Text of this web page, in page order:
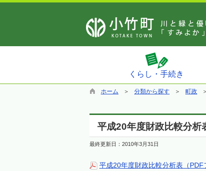
くらし・手続き
ホーム 分類から探す 町政
平成20年度財政比較分析
最終更新日： 2010年3月31日
平成20年度財政比較分析表（PDF